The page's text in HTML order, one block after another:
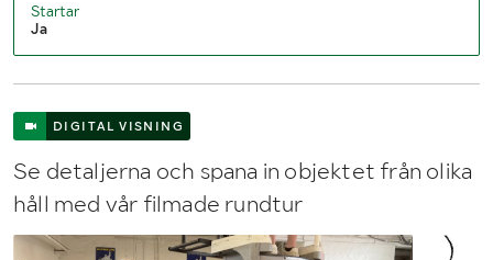
Startar
Ja
DIGITAL VISNING
Se detaljerna och spana in objektet från olika
håll med vår filmade rundtur